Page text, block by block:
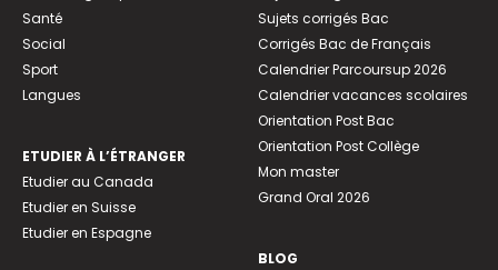
Santé
Social
Sport
Langues
ETUDIER À L’ÉTRANGER
Etudier au Canada
Etudier en Suisse
Etudier en Espagne
Sujets corrigés Bac
Corrigés Bac de Français
Calendrier Parcoursup 2026
Calendrier vacances scolaires
Orientation Post Bac
Orientation Post Collège
Mon master
Grand Oral 2026
BLOG